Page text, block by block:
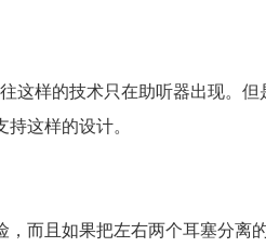
往这样的技术只在助听器出现
这样的设计。
而且如果把左右两个耳塞分离